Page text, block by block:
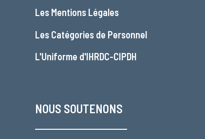
Les Mentions Légales
Les Catégories de Personnel
L'Uniforme d'IHRDC-CIPDH
NOUS SOUTENONS